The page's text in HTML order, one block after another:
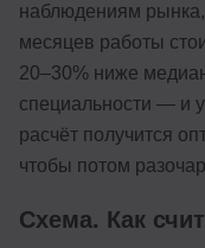
наблюдениям
месяцев работы
20–30% ниже
специальности — и
расчёт получится
чтобы потом
Схема. Как